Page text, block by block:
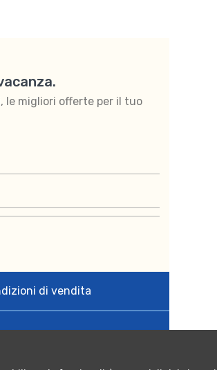
le migliori offerte per il tuo
di vendita
- Numero REA: LE - 342564;